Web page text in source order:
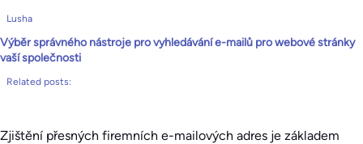
Lusha
Výběr správného nástroje pro vyhledávání e-mailů pro webové stránky
vaší společnosti
Related posts:
Zjištění přesných firemních e-mailových adres je základem